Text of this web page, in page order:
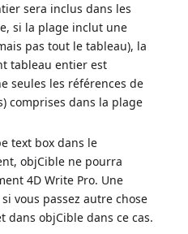
sera inclus dans les
si la plage inclut une
pas tout le tableau), la
tableau entier est
seules les références de
comprises dans la plage
text box dans le
objCible ne pourra
4D Write Pro. Une
vous passez autre chose
dans objCible dans ce cas.